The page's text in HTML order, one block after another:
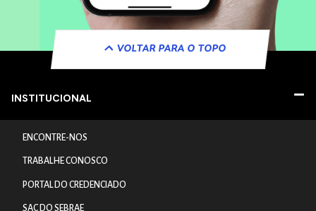
VOLTAR PARA O TOPO
INSTITUCIONAL
ENCONTRE-NOS
TRABALHE CONOSCO
PORTAL DO CREDENCIADO
SAC DO SEBRAE